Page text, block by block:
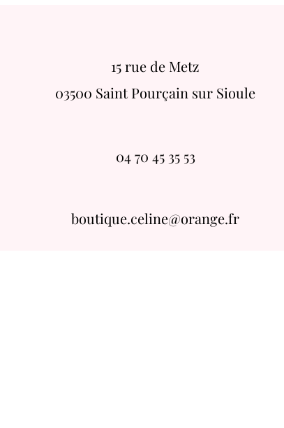
15 rue de Metz
03500 Saint Pourçain sur Sioule
04 70 45 35 53
boutique.celine@orange.fr